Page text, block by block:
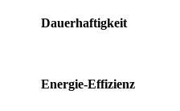
Dauerhaftigkeit
Energie-Effizienz